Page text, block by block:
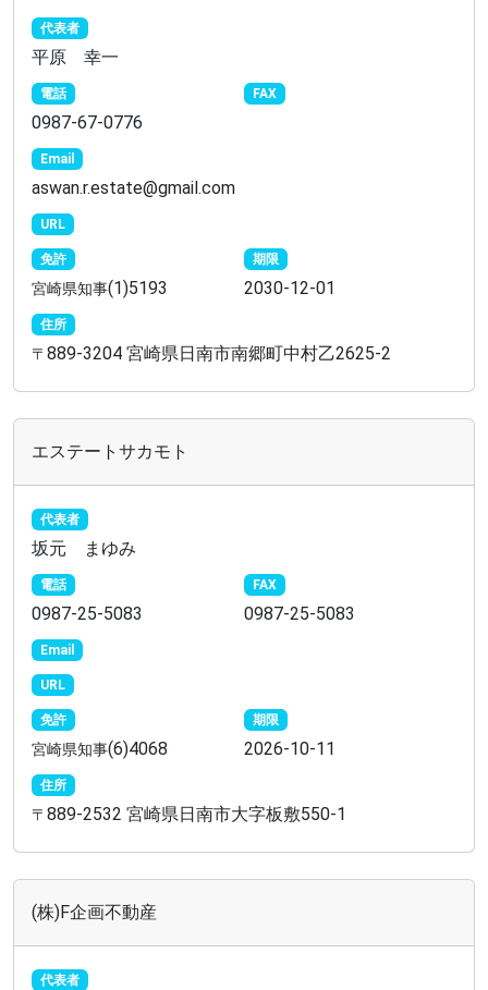
代表者
平原 幸一
電話
0987-67-0776
FAX
Email
aswan.r.estate@gmail.com
URL
免許
宮崎県知事(1)5193
期限
2030-12-01
住所
〒 889-3204 宮崎県日南市南郷町中村乙2625-2
エステートサカモト
代表者
坂元 まゆみ
電話
0987-25-5083
FAX
0987-25-5083
Email
URL
免許
宮崎県知事(6)4068
期限
2026-10-11
住所
〒 889-2532 宮崎県日南市大字板敷550-1
(株)F企画不動産
代表者